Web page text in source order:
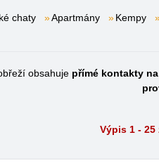
chaty Apartmány Kempy
obsahuje přímé kontakty
Výpis 1 - 25